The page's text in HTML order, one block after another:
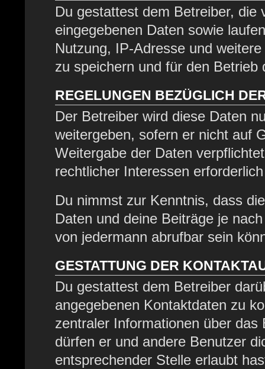
Du gestattest dem Betreiber, die
eingegebenen Daten sowie
Nutzung, IP-Adresse und
zu speichern und für den Betrieb
REGELUNGEN BEZÜGLICH
Der Betreiber wird diese Daten
weitergeben, sofern er nicht auf
Weitergabe der Daten
rechtlicher Interessen
Du nimmst zur Kenntnis, dass
Daten und deine Beiträge je
von jedermann abrufbar sein
GESTATTUNG DER
Du gestattest dem Betreiber
angegebenen Kontaktdaten zu
zentraler Informationen über
dürfen er und andere Benutzer
entsprechender Stelle erlaubt